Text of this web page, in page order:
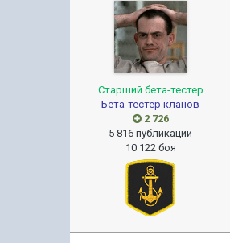
Старший бета-тестер
Бета-тестер кланов
2 726
5 816 публикаций
10 122 боя